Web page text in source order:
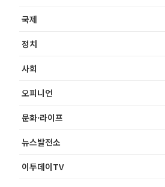
국제
정치
사회
오피니언
문화·라이프
뉴스발전소
이투데이TV